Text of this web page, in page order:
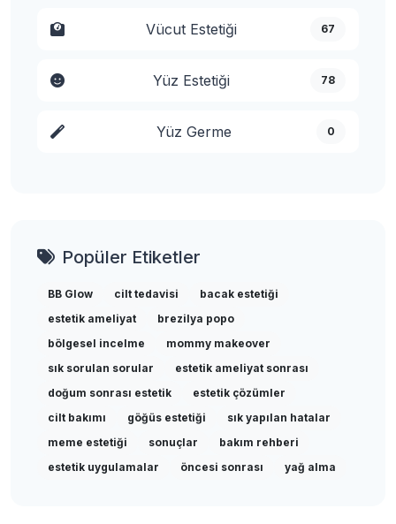
Vücut Estetiği 67
Yüz Estetiği 78
Yüz Germe 0
Popüler Etiketler
BB Glow cilt tedavisi
bacak estetiği
estetik ameliyat
brezilya popo
bölgesel incelme
mommy makeover
sık sorulan sorular
estetik ameliyat sonrası
doğum sonrası estetik
estetik çözümler
cilt bakımı
göğüs estetiği
sık yapılan hatalar
meme estetiği
sonuçlar
bakım rehberi
estetik uygulamalar
öncesi sonrası yağ alma